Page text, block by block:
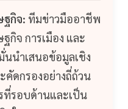
ฐกิจ: ทีมข่าวมืออาชีพ
กิจ การเมือง และ
นนำเสนอข้อมูลเชิง
คัดกรองอย่างถี่ถ้วน
ที่รอบด้านและเป็น